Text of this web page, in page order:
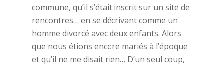
commune, qu’il s’était inscrit sur un site de
rencontres… en se décrivant comme un
homme divorcé avec deux enfants. Alors
que nous étions encore mariés à l’époque
et qu’il ne me disait rien… D’un seul coup,